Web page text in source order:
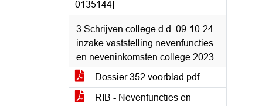
0135144]
3 Schrijven college d.d. 09-10-24
inzake vaststelling nevenfuncties
en neveninkomsten college 2023
Dossier 352 voorblad.pdf
RIB - Nevenfuncties en